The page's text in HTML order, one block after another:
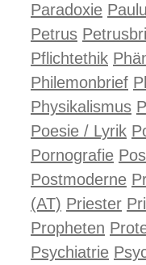
Paradoxie
Petrus
Pflichtethik
Philemonbrief
Physikalismus
Poesie / Lyrik
Pornografie
Postmoderne
(AT) Priester
Propheten
Psychiatrie